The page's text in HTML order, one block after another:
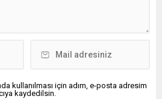
kullanılması için adım, e-posta adresim
kaydedilsin.